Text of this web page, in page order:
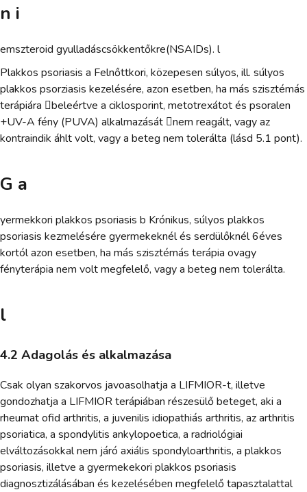
n i
emszteroid gyulladáscsökkentőkre(NSAIDs). l
Plakkos psoriasis a Felnőttkori, közepesen súlyos, ill. súlyos
plakkos psorziasis kezelésére, azon esetben, ha más szisztémás
terápiára beleértve a ciklosporint, metotrexátot és psoralen
+UV-A fény (PUVA) alkalmazását nem reagált, vagy az
kontraindik áhlt volt, vagy a beteg nem tolerálta (lásd 5.1 pont).
G a
yermekkori plakkos psoriasis b Krónikus, súlyos plakkos
psoriasis kezmelésére gyermekeknél és serdülőknél 6éves
kortól azon esetben, ha más szisztémás terápia ovagy
fényterápia nem volt megfelelő, vagy a beteg nem tolerálta.
l
4.2 Adagolás és alkalmazása
Csak olyan szakorvos javoasolhatja a LIFMIOR-t, illetve
gondozhatja a LIFMIOR terápiában részesülő beteget, aki a
rheumat ofid arthritis, a juvenilis idiopathiás arthritis, az arthritis
psoriatica, a spondylitis ankylopoetica, a radriológiai
elváltozásokkal nem járó axiális spondyloarthritis, a plakkos
psoriasis, illetve a gyermekekori plakkos psoriasis
diagnosztizálásában és kezelésében megfelelő tapasztalattal